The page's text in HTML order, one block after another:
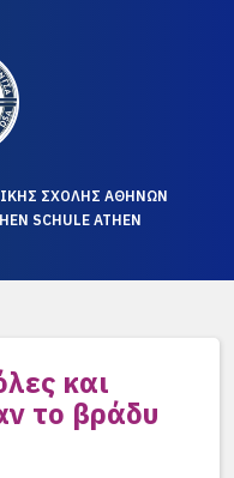
ΣΧΟΛΗΣ ΑΘΗΝΩΝ
SCHULE ATHEN
και
το βράδυ